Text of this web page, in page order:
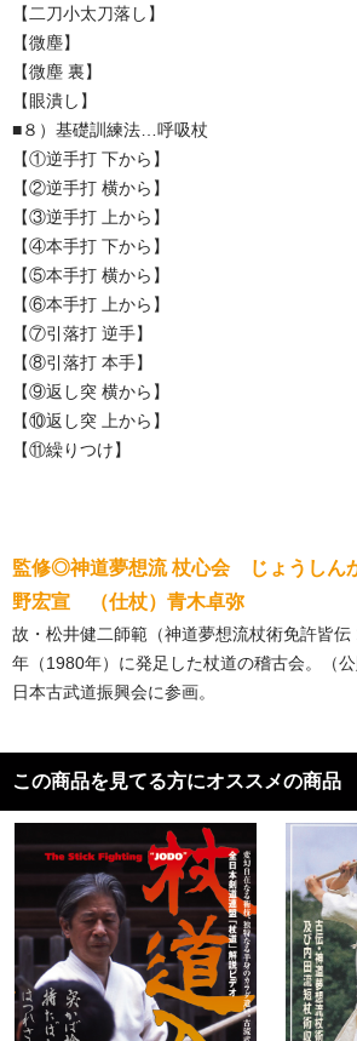
【二刀小太刀落し】
【微塵】
【微塵 裏】
【眼潰し】
■８）基礎訓練法…呼吸杖
【①逆手打 下から】
【②逆手打 横から】
【③逆手打 上から】
【④本手打 下から】
【⑤本手打 横から】
【⑥本手打 上から】
【⑦引落打 逆手】
【⑧引落打 本手】
【⑨返し突 横から】
【⑩返し突 上から】
【⑪繰りつけ】
監修◎神道夢想流 杖心会 じょうしん
野宏宣 （仕杖）青木卓弥
故・松井健二師範（神道夢想流杖術免許皆
年（1980年）に発足した杖道の稽古会。（公
日本古武道振興会に参画。
この商品を見てる方にオススメの商品